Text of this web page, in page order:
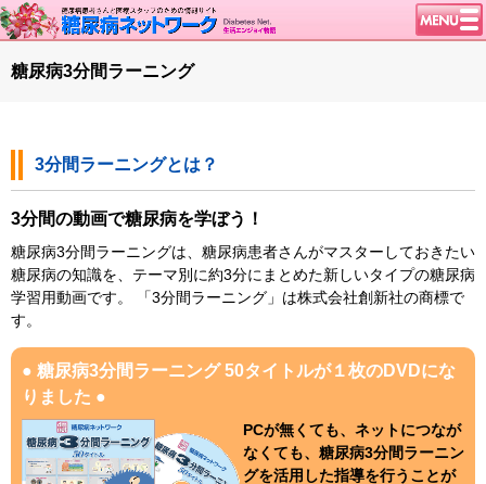
トップページ
談話室BBS
腎臓の健康道
インスリンポンプ
血糖トレンド
グリコアルブミン
特集・連載 一覧へ
1型ライフ
糖尿病3分間ラーニング
3分間ラーニングとは？
3分間の動画で糖尿病を学ぼう！
糖尿病3分間ラーニングは、糖尿病患者さんがマスターしておきたい
糖尿病の知識を、テーマ別に約3分にまとめた新しいタイプの糖尿病
学習用動画です。
「3分間ラーニング」は株式会社創新社の商標で
す。
● 糖尿病3分間ラーニング 50タイトルが１枚のDVDにな
りました ●
PCが無くても、ネットにつなが
なくても、糖尿病3分間ラーニン
グを活用した指導を行うことが